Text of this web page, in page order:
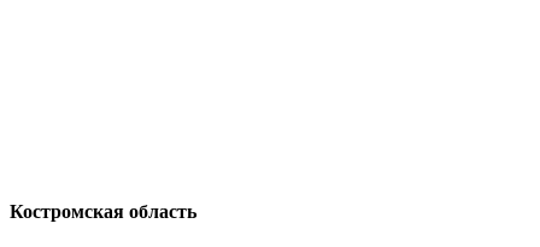
Костромская область